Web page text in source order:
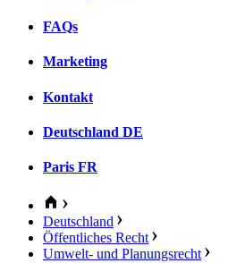
FAQs
Marketing
Kontakt
Deutschland DE
Paris FR
Deutschland
Öffentliches Recht
Umwelt- und Planungsrecht